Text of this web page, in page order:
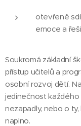
otevřeně
emoce a
Soukromá základní
přístup učitelů a
osobní rozvoj dětí.
jedinečnost každého
nezapadly, nebo o
naplno.